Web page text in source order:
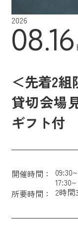
2026
08.16
＜先着2
貸切会場
ギフト付
開催時間： 09:30~
17:30~
所要時間：
2時間